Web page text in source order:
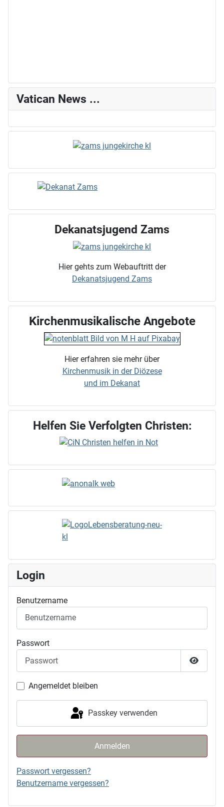
Vatican News ...
Dekanatsjugend Zams
Hier gehts zum Webauftritt der
Dekanatsjugend Zams
Kirchenmusikalische Angebote
Hier erfahren sie mehr über
Kirchenmusik in der Diözese
und im Dekanat
Helfen Sie Verfolgten Christen:
Login
Benutzername
Passwort
Angemeldet bleiben
Passkey verwenden
Anmelden
Passwort vergessen?
Benutzername vergessen?